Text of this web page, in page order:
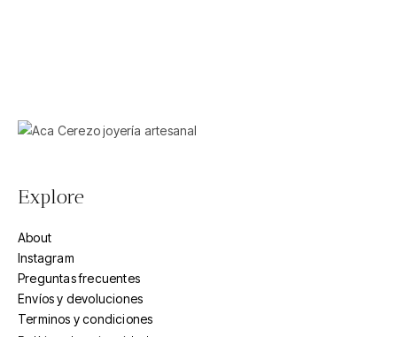
Explore
About
Instagram
Preguntas frecuentes
Envíos y devoluciones
Terminos y condiciones